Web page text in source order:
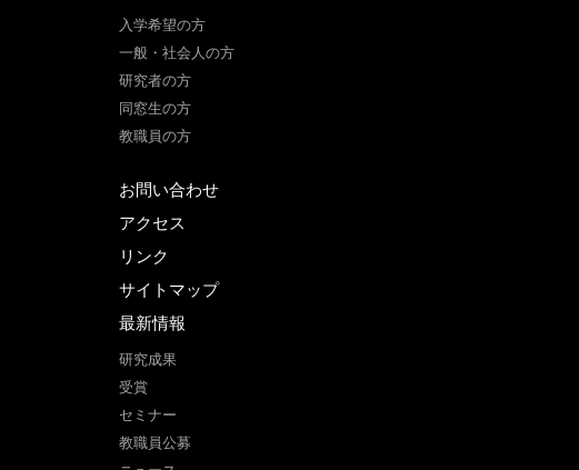
入学希望の方
一般・社会人の方
研究者の方
同窓生の方
教職員の方
お問い合わせ
アクセス
リンク
サイトマップ
最新情報
研究成果
受賞
セミナー
教職員公募